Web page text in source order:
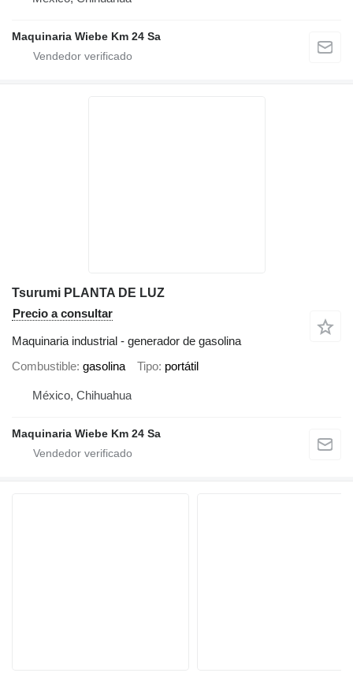
Maquinaria Wiebe Km 24 Sa
Tsurumi PLANTA DE LUZ
Precio a consultar
Maquinaria industrial - generador de gasolina
Combustible gasolina Tipo portátil
México, Chihuahua
Maquinaria Wiebe Km 24 Sa